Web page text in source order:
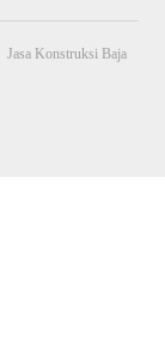
Jasa Konstruksi Baja